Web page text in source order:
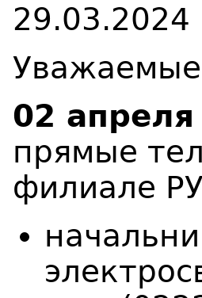
29.03.2024
02 апреля
прямые
филиале